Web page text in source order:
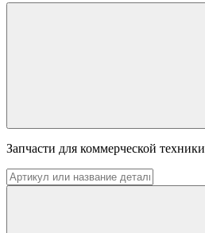
Запчасти для коммерческой техники